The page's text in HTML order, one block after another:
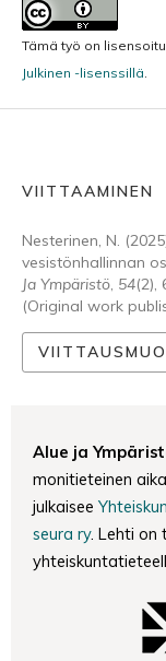
Tämä työ on lisensoitu
Julkinen -lisenssillä
VIITTAAMINEN
Nesterinen, N.
vesistönhallinnan
Ja Ympäristö, 54(2),
(Original work
Alue ja
monitieteinen
julkaisee
seura ry. Lehti on